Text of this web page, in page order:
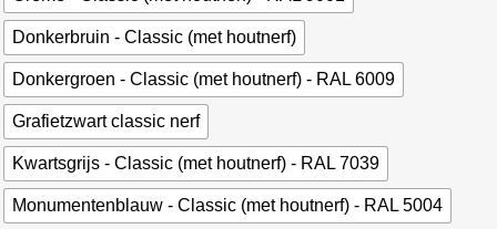
Donkerbruin - Classic (met houtnerf)
Donkergroen - Classic (met houtnerf) - RAL 6009
Grafietzwart classic nerf
Kwartsgrijs - Classic (met houtnerf) - RAL 7039
Monumentenblauw - Classic (met houtnerf) - RAL 5004